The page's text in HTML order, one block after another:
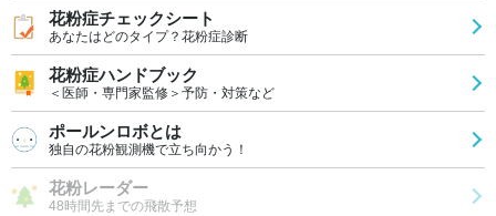
花粉症チェックシート
あなたはどのタイプ？花粉症診断
花粉症ハンドブック
＜医師・専門家監修＞予防・対策など
ポールンロボとは
独自の花粉観測機で立ち向かう！
花粉レーダー
48時間先までの飛散予想